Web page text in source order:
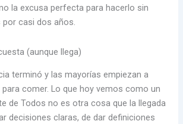
la excusa perfecta para hacerlo sin
casi dos años.
(aunque llega)
terminó y las mayorías empiezan a
para comer. Lo que hoy vemos como un
de Todos no es otra cosa que la llegada
decisiones claras, de dar definiciones